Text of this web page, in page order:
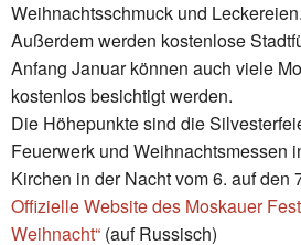
Weihnachtsschmuck und Leckereien.
Außerdem werden kostenlose
Anfang Januar können auch viele
kostenlos besichtigt werden.
Die Höhepunkte sind die
Feuerwerk und Weihnachtsmessen
Kirchen in der Nacht vom 6. auf den
Offizielle Website des Moskauer
Weihnacht“ (auf Russisch)